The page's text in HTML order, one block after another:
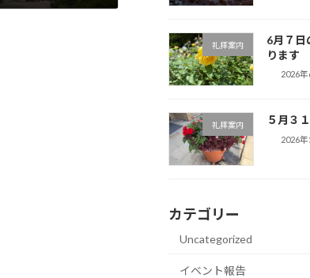
礼拝案内
6月７日
ります
2026年
礼拝案内 ５月３
2026
カテゴリー
Uncategorized
イベント報告